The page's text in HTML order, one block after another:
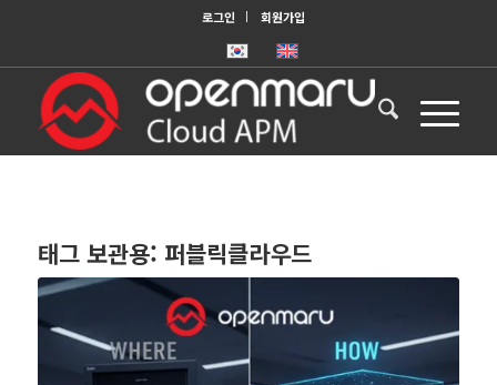
로그인 회원가입
태그 보관용: 퍼블릭클라우드